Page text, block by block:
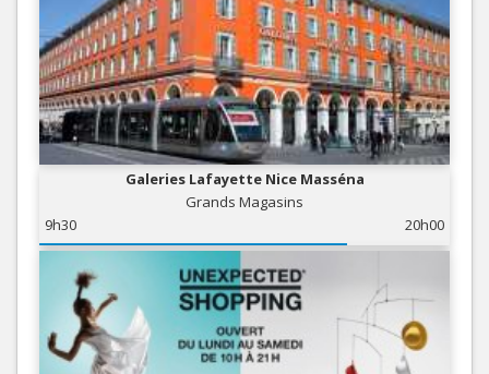
Galeries Lafayette Nice Masséna
Grands Magasins
9h30
20h00